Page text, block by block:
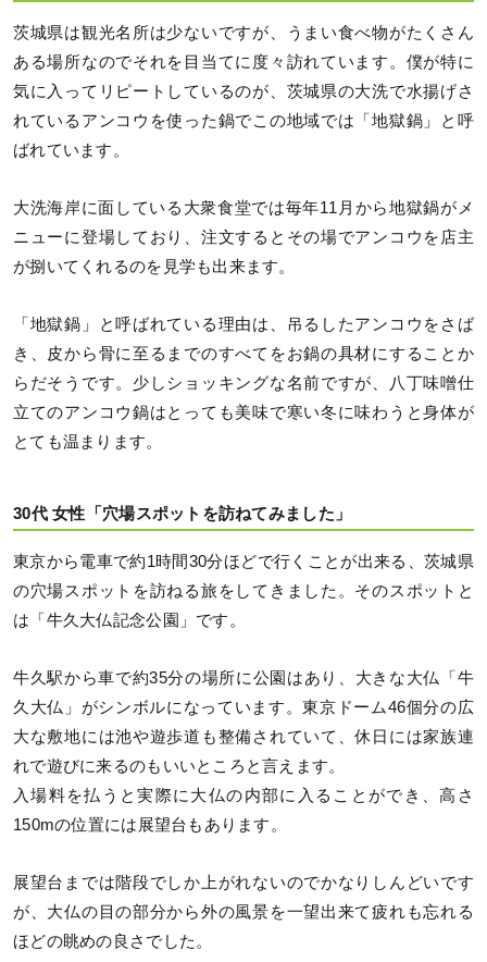
茨城県は観光名所は少ないですが、うまい食べ物がたくさん
ある場所なのでそれを目当てに度々訪れています。僕が特に
気に入ってリピートしているのが、茨城県の大洗で水揚げさ
れているアンコウを使った鍋でこの地域では「地獄鍋」と呼
ばれています。
大洗海岸に面している大衆食堂では毎年11月から地獄鍋がメ
ニューに登場しており、注文するとその場でアンコウを店主
が捌いてくれるのを見学も出来ます。
「地獄鍋」と呼ばれている理由は、吊るしたアンコウをさば
き、皮から骨に至るまでのすべてをお鍋の具材にすることか
らだそうです。少しショッキングな名前ですが、八丁味噌仕
立てのアンコウ鍋はとっても美味で寒い冬に味わうと身体が
とても温まります。
30代 女性「穴場スポットを訪ねてみました」
東京から電車で約1時間30分ほどで行くことが出来る、茨城県
の穴場スポットを訪ねる旅をしてきました。そのスポットと
は「牛久大仏記念公園」です。
牛久駅から車で約35分の場所に公園はあり、大きな大仏「牛
久大仏」がシンボルになっています。東京ドーム46個分の広
大な敷地には池や遊歩道も整備されていて、休日には家族連
れで遊びに来るのもいいところと言えます。
入場料を払うと実際に大仏の内部に入ることができ、高さ
150mの位置には展望台もあります。
展望台までは階段でしか上がれないのでかなりしんどいです
が、大仏の目の部分から外の風景を一望出来て疲れも忘れる
ほどの眺めの良さでした。